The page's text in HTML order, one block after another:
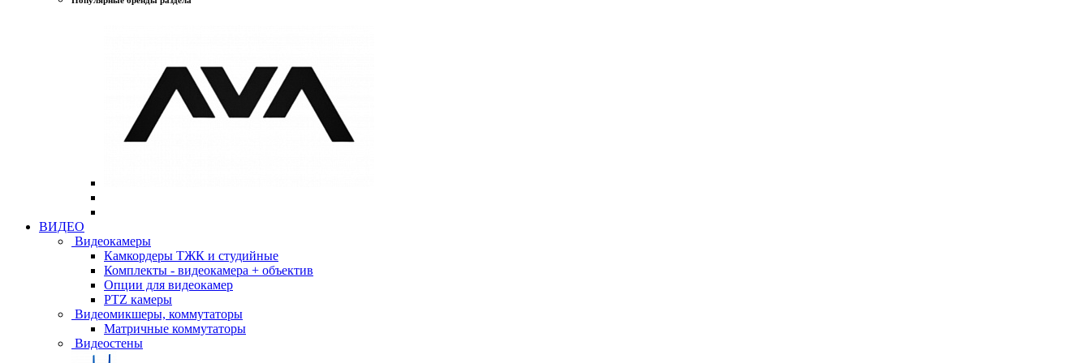
ВИДЕО
Видеокамеры
Камкордеры ТЖК и студийные
Комплекты - видеокамера + объектив
Опции для видеокамер
PTZ камеры
Видеомикшеры, коммутаторы
Матричные коммутаторы
Видеостены